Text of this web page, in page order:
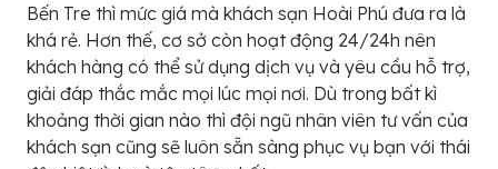
Bến Tre thì mức giá mà khách sạn Hoài Phú đưa ra là
khá rẻ. Hơn thế, cơ sở còn hoạt động 24/24h nên
khách hàng có thể sử dụng dịch vụ và yêu cầu hỗ trợ,
giải đáp thắc mắc mọi lúc mọi nơi. Dù trong bất kì
khoảng thời gian nào thì đội ngũ nhân viên tư vấn của
khách sạn cũng sẽ luôn sẵn sàng phục vụ bạn với thái